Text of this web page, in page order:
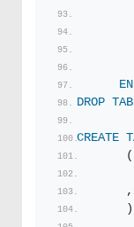
DROP
CREATE
       (
       )